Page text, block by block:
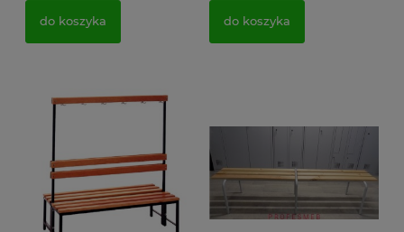
do koszyka do koszyka